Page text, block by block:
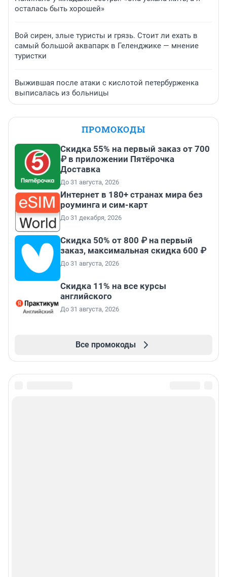
осталась быть хорошей»
Вой сирен, злые туристы и грязь. Стоит ли ехать в
самый большой аквапарк в Геленджике — мнение
туристки
Выжившая после атаки с кислотой петербурженка
выписалась из больницы
ПРОМОКОДЫ
Скидка 55% на первый заказ от 700
₽ в приложении Пятёрочка
Доставка
До 31 августа, 2026
Интернет в 180+ странах мира без
роуминга и сим-карт
До 31 декабря, 2026
Скидка 50% от 800 ₽ на первый
заказ, максимальная скидка 600 ₽
До 31 августа, 2026
Скидка 11% на все курсы
английского
До 31 августа, 2026
Все промокоды